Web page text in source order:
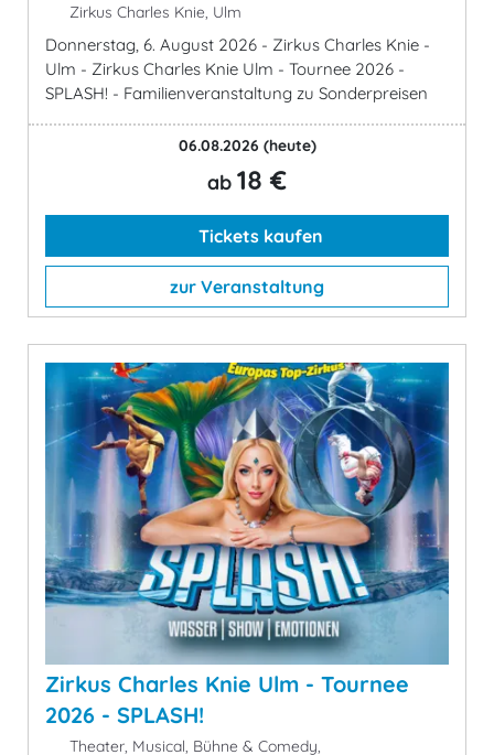
Zirkus Charles Knie, Ulm
Donnerstag, 6. August 2026 - Zirkus Charles Knie -
Ulm - Zirkus Charles Knie Ulm - Tournee 2026 -
SPLASH! - Familienveranstaltung zu Sonderpreisen
06.08.2026 (heute)
ab 18 €
Tickets kaufen
zur Veranstaltung
Zirkus Charles Knie Ulm - Tournee
2026 - SPLASH!
Theater, Musical, Bühne & Comedy,